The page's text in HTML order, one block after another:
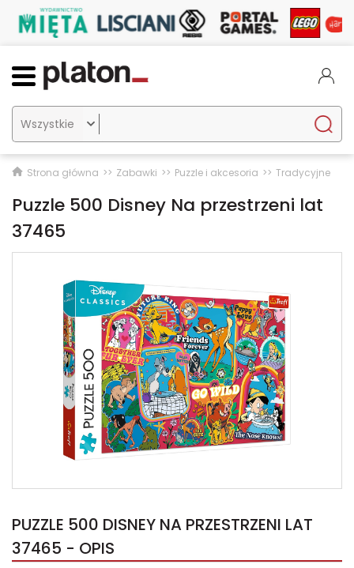

Strona główna Zabawki Puzzle i akcesoria Tradycyjne
Puzzle 500 Disney Na przestrzeni lat
37465
PUZZLE 500 DISNEY NA PRZESTRZENI LAT
37465 - OPIS